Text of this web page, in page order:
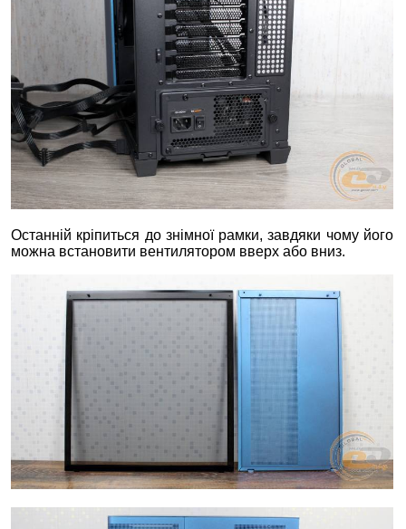
Останній кріпиться до знімної рамки, завдяки чому його
можна встановити вентилятором вверх або вниз.